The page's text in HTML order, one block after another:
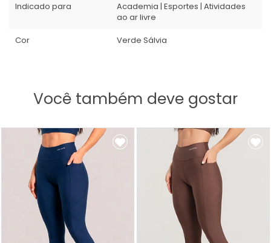
Indicado para
Academia | Esportes | Atividades
ao ar livre
Cor
Verde Sálvia
Você também deve gostar